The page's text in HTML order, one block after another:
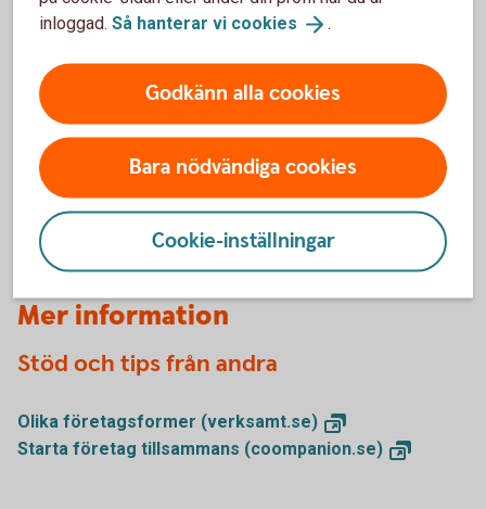
Våra företagspaket
Vårt företagspaket är en helhetslösning där ni får
tillgång till det ni behöver för att kunna sköta
företagets bankärenden på ett smidigt sätt.
företagspaket
Mer information
Stöd och tips från andra
Olika företagsformer (verksamt.se)
Starta företag tillsammans (coompanion.se)
inloggad. Så hanterar vi cookies .
Godkänn alla cookies
Bara nödvändiga cookies
Cookie-inställningar